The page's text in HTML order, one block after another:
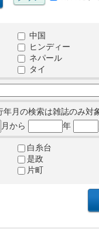
中国
ヒンディー
ネパール
タイ
月の検索は雑誌のみ対
月から 年
白糸台
是政
片町